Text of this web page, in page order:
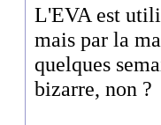
L'EVA est
mais par la
quelques
bizarre, non ?